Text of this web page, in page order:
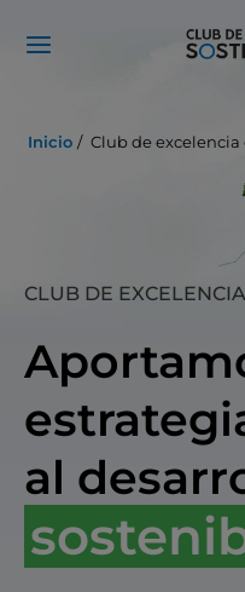
Inicio Club de
CLUB DE
al